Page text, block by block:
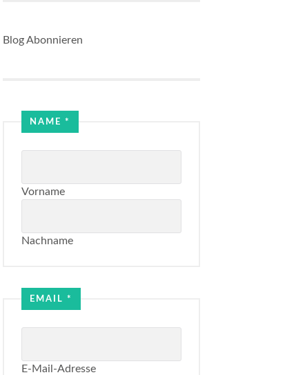
Blog Abonnieren
Name
NAME *
Vorname
Nachname
EMAIL *
E-Mail-Adresse